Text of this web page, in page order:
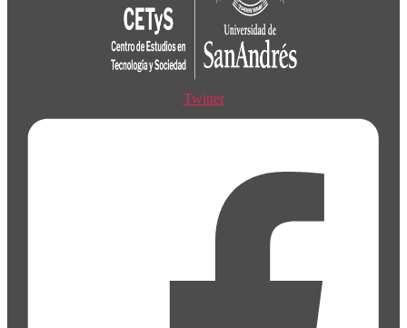
Twitter